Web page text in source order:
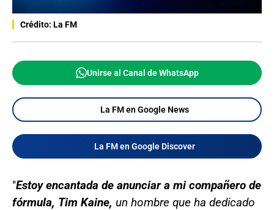
Crédito: La FM
Unirse al Canal de WhatsApp
La FM en Google News
La FM en Google Discover
"Estoy encantada de anunciar a mi compañero de
fórmula, Tim Kaine, un hombre que ha dedicado